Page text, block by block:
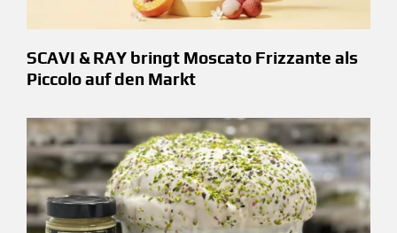
SCAVI & RAY bringt Moscato Frizzante als
Piccolo auf den Markt